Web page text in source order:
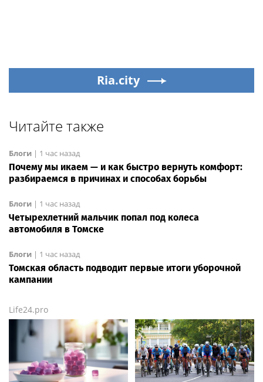
Ria.city
Читайте также
Блоги | 1 час назад
Почему мы икаем — и как быстро вернуть комфорт:
разбираемся в причинах и способах борьбы
Блоги | 1 час назад
Четырехлетний мальчик попал под колеса
автомобиля в Томске
Блоги | 1 час назад
Томская область подводит первые итоги уборочной
кампании
Life24.pro